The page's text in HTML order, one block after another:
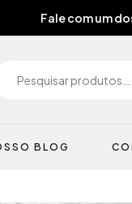
Fale com um
BLOG